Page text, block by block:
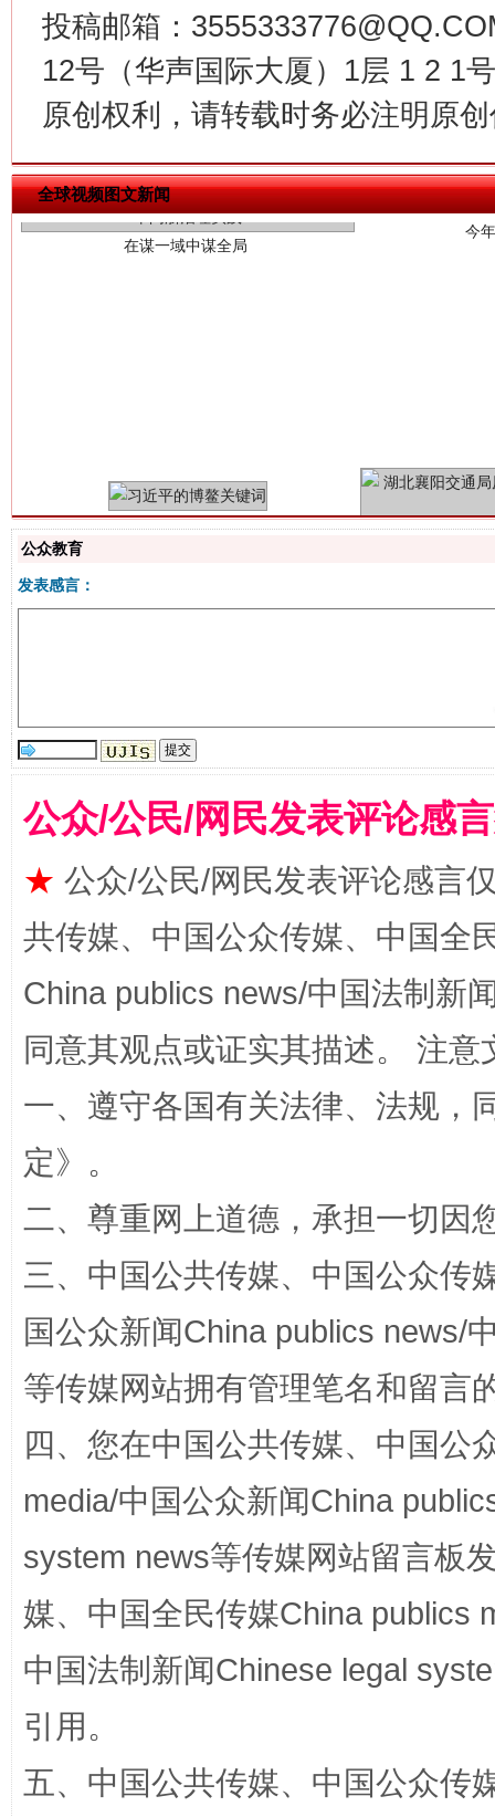
投稿邮箱：
12号（华声国际大厦）1层 1 2 1
原创权利，请转载时务必注明原
全球视频图文新闻
在谋一域中谋全局
今
揭批美国五大"原罪" "炒
解纷+调解+退费，一次搞定
站台名比不上好声名
公众教育
发表感言：
公众/公民/网民发表评论感
★ 公众/公民/网民发表评论感言
共传媒、中国公众传媒、中国全
China publics news/中国法制新
同意其观点或证实其描述。 注
一、遵守各国有关法律、法规，
定》。
二、尊重网上道德，承担一切因
三、中国公共传媒、中国公众传
国公众新闻China publics news/
等传媒网站拥有管理笔名和留言
四、您在中国公共传媒、中国公
media/中国公众新闻China
system news等传媒网站留言板
媒、中国全民传媒China publics
中国法制新闻Chinese legal
引用。
五、中国公共传媒、中国公众传